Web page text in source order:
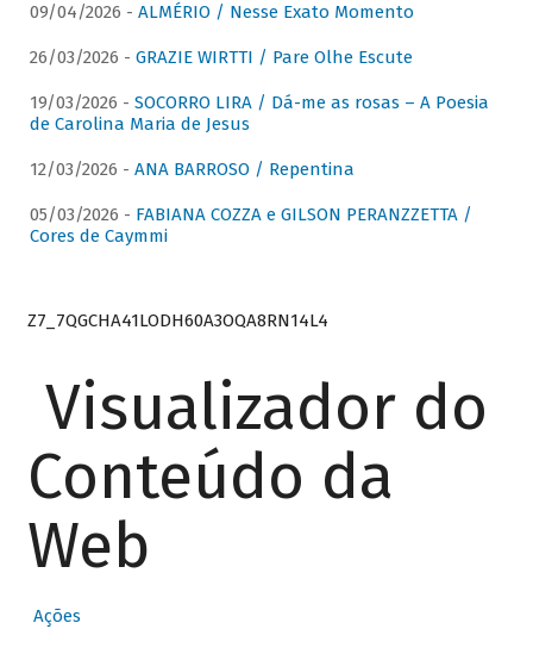
09/04/2026 - ALMÉRIO / Nesse Exato Momento
26/03/2026 - GRAZIE WIRTTI / Pare Olhe Escute
19/03/2026 - SOCORRO LIRA / Dá-me as rosas – A Poesia
de Carolina Maria de Jesus
12/03/2026 - ANA BARROSO / Repentina
05/03/2026 - FABIANA COZZA e GILSON PERANZZETTA /
Cores de Caymmi
Z7_7QGCHA41LODH60A3OQA8RN14L4
Visualizador do
Conteúdo da
Web
Ações